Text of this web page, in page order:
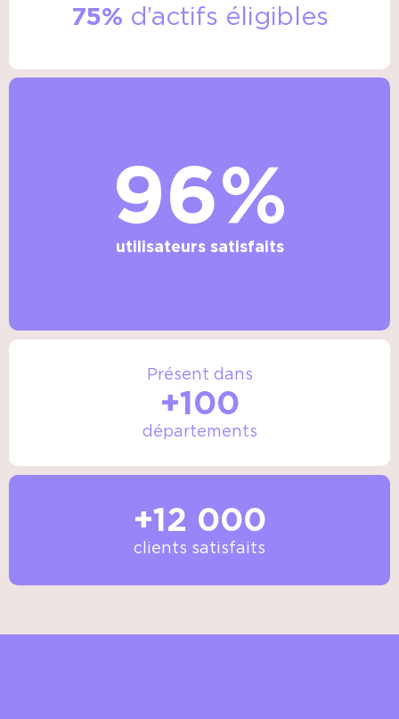
75% d’actifs éligibles
96%
utilisateurs satisfaits
Présent dans
+100
départements
+12 000
clients satisfaits